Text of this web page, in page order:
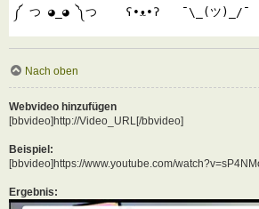
༼ つ ◕_◕ ༽つ    ʕ•ᴥ•ʔ   ¯\_(ツ)_/¯
Nach oben
Webvideo hinzufügen
[bbvideo]http://Video_URL[/bbvideo]
Beispiel:
[bbvideo]https://www.youtube.com/
Ergebnis: